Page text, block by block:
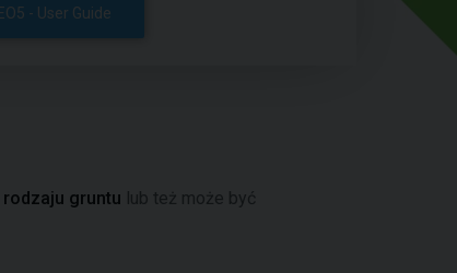
- User Guide
rodzaju gruntu lub też może być